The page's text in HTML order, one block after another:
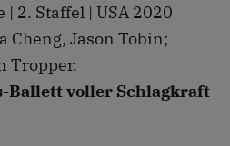
2. Staffel | USA 2020
Cheng, Jason Tobin;
Tropper.
Ballett voller Schlagkraft